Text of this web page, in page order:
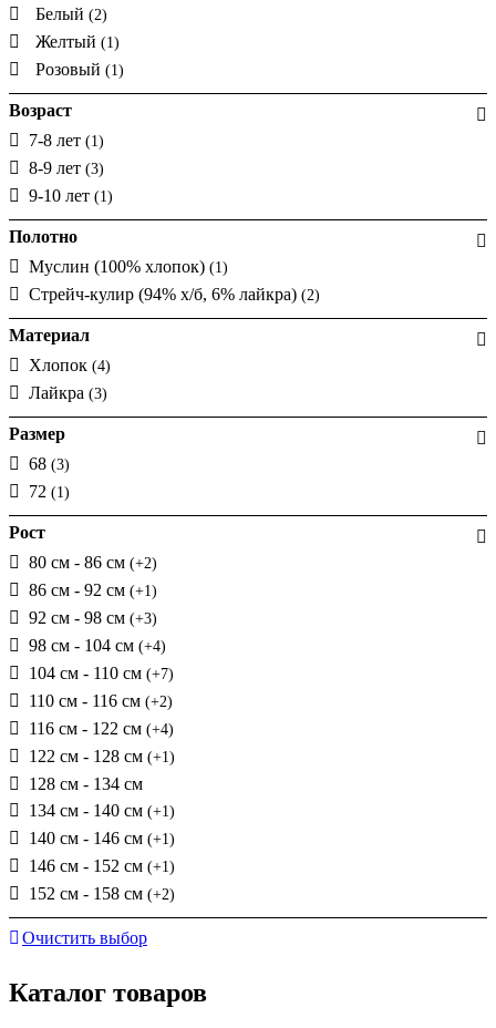
Белый (2)
Желтый (1)
Розовый (1)
Возраст
7-8 лет (1)
8-9 лет (3)
9-10 лет (1)
Полотно
Муслин (100% хлопок) (1)
Стрейч-кулир (94% х/б, 6% лайкра) (2)
Материал
Хлопок (4)
Лайкра (3)
Размер
68 (3)
72 (1)
Рост
80 см - 86 см (+2)
86 см - 92 см (+1)
92 см - 98 см (+3)
98 см - 104 см (+4)
104 см - 110 см (+7)
110 см - 116 см (+2)
116 см - 122 см (+4)
122 см - 128 см (+1)
128 см - 134 см
134 см - 140 см (+1)
140 см - 146 см (+1)
146 см - 152 см (+1)
152 см - 158 см (+2)
Очистить выбор
Каталог товаров